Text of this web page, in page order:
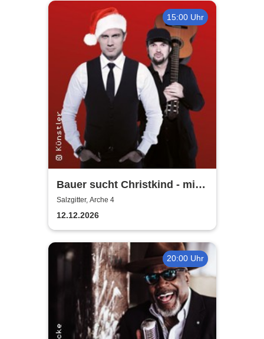
15:00 Uhr
Bauer sucht Christkind - mit
Ralf Bauer & Pat Fritz
Salzgitter, Arche 4
12.12.2026
20:00 Uhr